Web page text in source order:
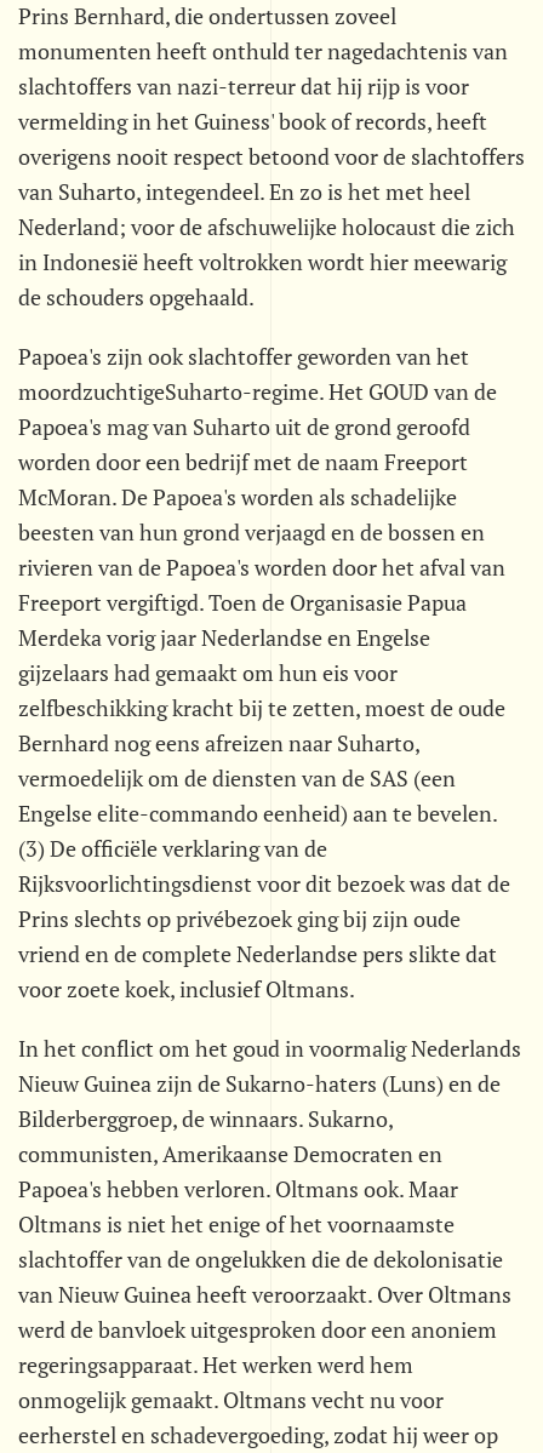
Prins Bernhard, die ondertussen zoveel
monumenten heeft onthuld ter nagedachtenis van
slachtoffers van nazi-terreur dat hij rijp is voor
vermelding in het Guiness' book of records, heeft
overigens nooit respect betoond voor de slachtoffers
van Suharto, integendeel. En zo is het met heel
Nederland; voor de afschuwelijke holocaust die zich
in Indonesië heeft voltrokken wordt hier meewarig
de schouders opgehaald.
Papoea's zijn ook slachtoffer geworden van het
moordzuchtigeSuharto-regime. Het GOUD van de
Papoea's mag van Suharto uit de grond geroofd
worden door een bedrijf met de naam Freeport
McMoran. De Papoea's worden als schadelijke
beesten van hun grond verjaagd en de bossen en
rivieren van de Papoea's worden door het afval van
Freeport vergiftigd. Toen de Organisasie Papua
Merdeka vorig jaar Nederlandse en Engelse
gijzelaars had gemaakt om hun eis voor
zelfbeschikking kracht bij te zetten, moest de oude
Bernhard nog eens afreizen naar Suharto,
vermoedelijk om de diensten van de SAS (een
Engelse elite-commando eenheid) aan te bevelen.
(3) De officiële verklaring van de
Rijksvoorlichtingsdienst voor dit bezoek was dat de
Prins slechts op privébezoek ging bij zijn oude
vriend en de complete Nederlandse pers slikte dat
voor zoete koek, inclusief Oltmans.
In het conflict om het goud in voormalig Nederlands
Nieuw Guinea zijn de Sukarno-haters (Luns) en de
Bilderberggroep, de winnaars. Sukarno,
communisten, Amerikaanse Democraten en
Papoea's hebben verloren. Oltmans ook. Maar
Oltmans is niet het enige of het voornaamste
slachtoffer van de ongelukken die de dekolonisatie
van Nieuw Guinea heeft veroorzaakt. Over Oltmans
werd de banvloek uitgesproken door een anoniem
regeringsapparaat. Het werken werd hem
onmogelijk gemaakt. Oltmans vecht nu voor
eerherstel en schadevergoeding, zodat hij weer op